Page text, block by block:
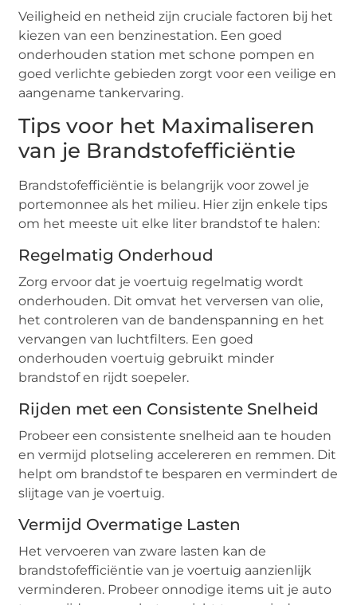
Veiligheid en netheid zijn cruciale factoren bij het
kiezen van een benzinestation. Een goed
onderhouden station met schone pompen en
goed verlichte gebieden zorgt voor een veilige en
aangename tankervaring.
Tips voor het Maximaliseren
van je Brandstofefficiëntie
Brandstofefficiëntie is belangrijk voor zowel je
portemonnee als het milieu. Hier zijn enkele tips
om het meeste uit elke liter brandstof te halen:
Regelmatig Onderhoud
Zorg ervoor dat je voertuig regelmatig wordt
onderhouden. Dit omvat het verversen van olie,
het controleren van de bandenspanning en het
vervangen van luchtfilters. Een goed
onderhouden voertuig gebruikt minder
brandstof en rijdt soepeler.
Rijden met een Consistente Snelheid
Probeer een consistente snelheid aan te houden
en vermijd plotseling accelereren en remmen. Dit
helpt om brandstof te besparen en vermindert de
slijtage van je voertuig.
Vermijd Overmatige Lasten
Het vervoeren van zware lasten kan de
brandstofefficiëntie van je voertuig aanzienlijk
verminderen. Probeer onnodige items uit je auto